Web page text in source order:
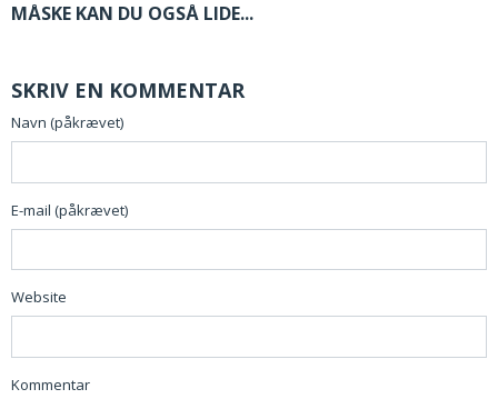
MÅSKE KAN DU OGSÅ LIDE...
SKRIV EN KOMMENTAR
Navn (påkrævet)
E-mail (påkrævet)
Website
Kommentar